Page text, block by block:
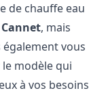
de chauffe eau
Cannet, mais
vous
modèle qui
à vos besoins